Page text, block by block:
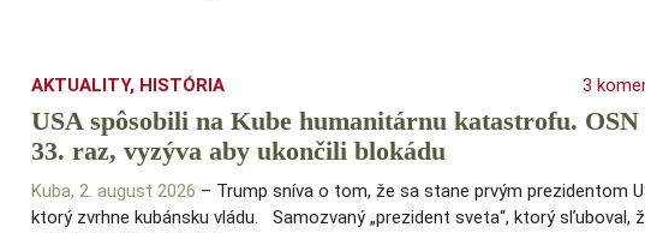
AKTUALITY, HISTÓRIA 3
USA spôsobili na Kube humanitárnu katastrofu. OSN
33. raz, vyzýva aby ukončili blokádu
Kuba, 2. august 2026 – Trump sníva o tom, že sa stane prvým prezidentom
ktorý zvrhne kubánsku vládu. Samozvaný „prezident sveta“, ktorý sľuboval,